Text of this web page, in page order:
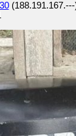
(188.191.167.---